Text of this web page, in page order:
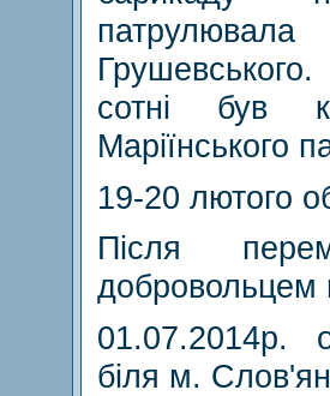
сотні був
Маріїнського
19-20 лютого
Після
добровольцем
01.07.2014р.
біля м.